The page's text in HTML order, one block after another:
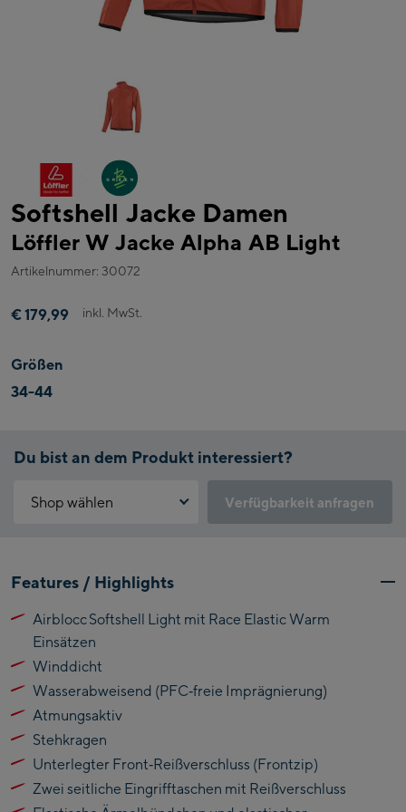
Softshell Jacke Damen
Löffler W Jacke Alpha AB Light
Artikelnummer: 30072
€ 179,99 inkl. MwSt.
Größen
34-44
Du bist an dem Produkt interessiert?
Shop wählen
Flagshipstore Kaprun
Maiskogelbahn
Talstation / Valley
station
Kitzsteinhorn
Alpincenter
(Bergstation / Top
station)
Bikeworld Kaprun
Kaprun Outlet
Bike-Servicecenter
Verfügbarkeit anfragen
Klicke hierfür einfach auf folgenden Link.
Click & Reserve zulassen
Features / Highlights
Airblocc Softshell Light mit Race Elastic Warm
Einsätzen
Winddicht
Wasserabweisend (PFC‑freie Imprägnierung)
Atmungsaktiv
Stehkragen
Unterlegter Front‑Reißverschluss (Frontzip)
Zwei seitliche Eingrifftaschen mit Reißverschluss